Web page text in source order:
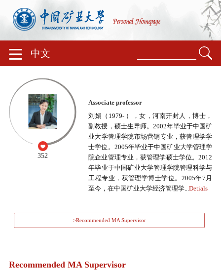
中文
352
Associate professor
刘娟（1979- ），女，河南开封人，博士，
副教授，硕士生导师。2002年毕业于中国矿
业大学管理学院市场营销专业，获管理学学
士学位。2005年毕业于中国矿业大学管理学
院企业管理专业，获管理学硕士学位。2012
年毕业于中国矿业大学管理学院管理科学与
工程专业，获管理学博士学位。2005年7月
至今，在中国矿业大学经济管理学...Detials
>Recommended MA Supervisor
Recommended MA Supervisor